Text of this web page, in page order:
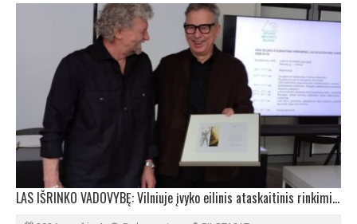
LAS IŠRINKO VADOVYBĘ: Vilniuje įvyko eilinis ataskaitinis rinkiminis suvažiavimas